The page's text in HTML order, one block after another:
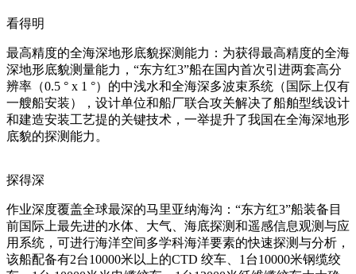
看得明
最高精度的全海深地形底貌探测能力：为获得最高精度的全海
深地形底貌测量能力，“东方红3”船在国内首次引进两套高分
辨率（0.5 ° x 1 °）的中浅水和全海深多波束系统（国际上仅有
一艘船安装），设计单位和船厂联合攻关解决了船舶型线设计
和建造安装工艺提的关键技术，一举提升了我国在全海深地形
底貌的探测能力。
探得深
作业深度覆盖全球最深的马里亚纳海沟：“东方红3”船装备目
前国际上最先进的水体、大气、海底探测和遥感信息观测与应
用系统，可进行海洋空间多学科海洋要素的快速探测与分析，
该船配备有2台10000米以上的CTD 绞车、1台10000米钢缆绞